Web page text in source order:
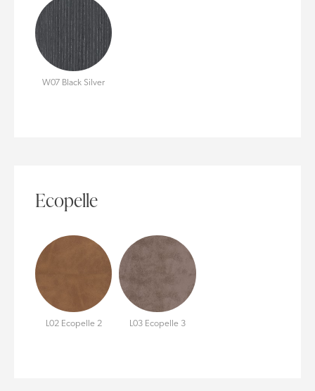
W07 Black Silver
Ecopelle
L02 Ecopelle 2 L03 Ecopelle 3